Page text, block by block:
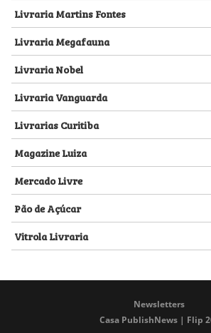
Livraria Martins Fontes
Livraria Megafauna
Livraria Nobel
Livraria Vanguarda
Livrarias Curitiba
Magazine Luiza
Mercado Livre
Pão de Açúcar
Vitrola Livraria
Newsletters
Casa PublishNews | Flip